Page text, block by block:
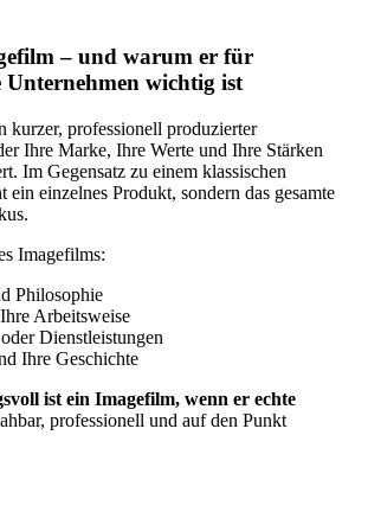
– und warum er für
Unternehmen wichtig ist
kurzer, professionell produzierter
Ihre Marke, Ihre Werte und Ihre Stärken
Im Gegensatz zu einem klassischen
ein einzelnes Produkt, sondern das gesamte
Imagefilms:
Philosophie
Arbeitsweise
Dienstleistungen
Ihre Geschichte
ist ein Imagefilm, wenn er echte
professionell und auf den Punkt